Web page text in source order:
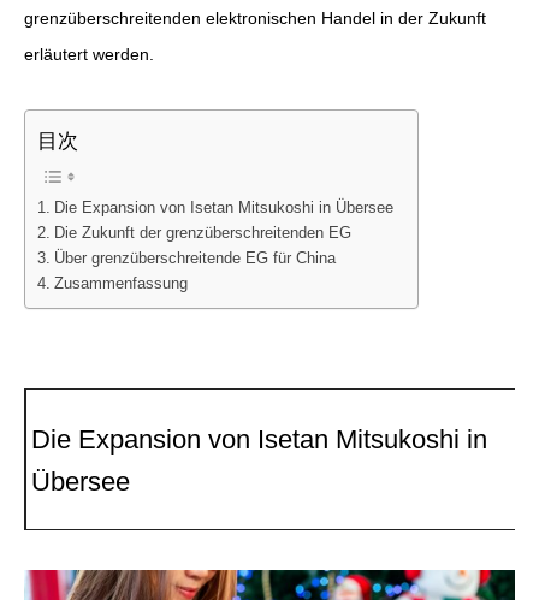
grenzüberschreitenden elektronischen Handel in der Zukunft
erläutert werden.
目次
Die Expansion von Isetan Mitsukoshi in Übersee
Die Zukunft der grenzüberschreitenden EG
Über grenzüberschreitende EG für China
Zusammenfassung
Die Expansion von Isetan Mitsukoshi in
Übersee